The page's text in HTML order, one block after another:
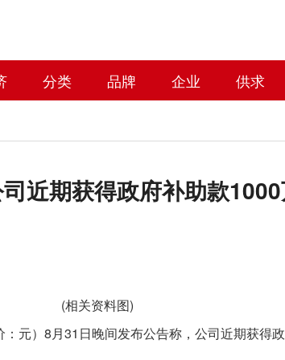
分类 品牌 企业 供求
近期获得政府补助款
(相关资料图)
元）8月31日晚间发布公告称，公司近期获得